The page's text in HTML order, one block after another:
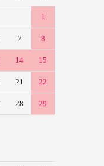
1
7 8
14 15
21 22
28 29